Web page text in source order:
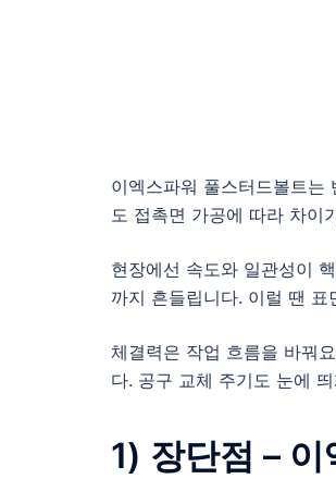
이엑스파워 풀스터드볼트는
도 접촉면 가공에 따라 차이
현장에선 속도와 일관성이
까지 흔들립니다. 이럴 땐
체결력은 작업 흐름을 바꿔
다. 공구 교체 주기도 눈에
1) 장단점 –